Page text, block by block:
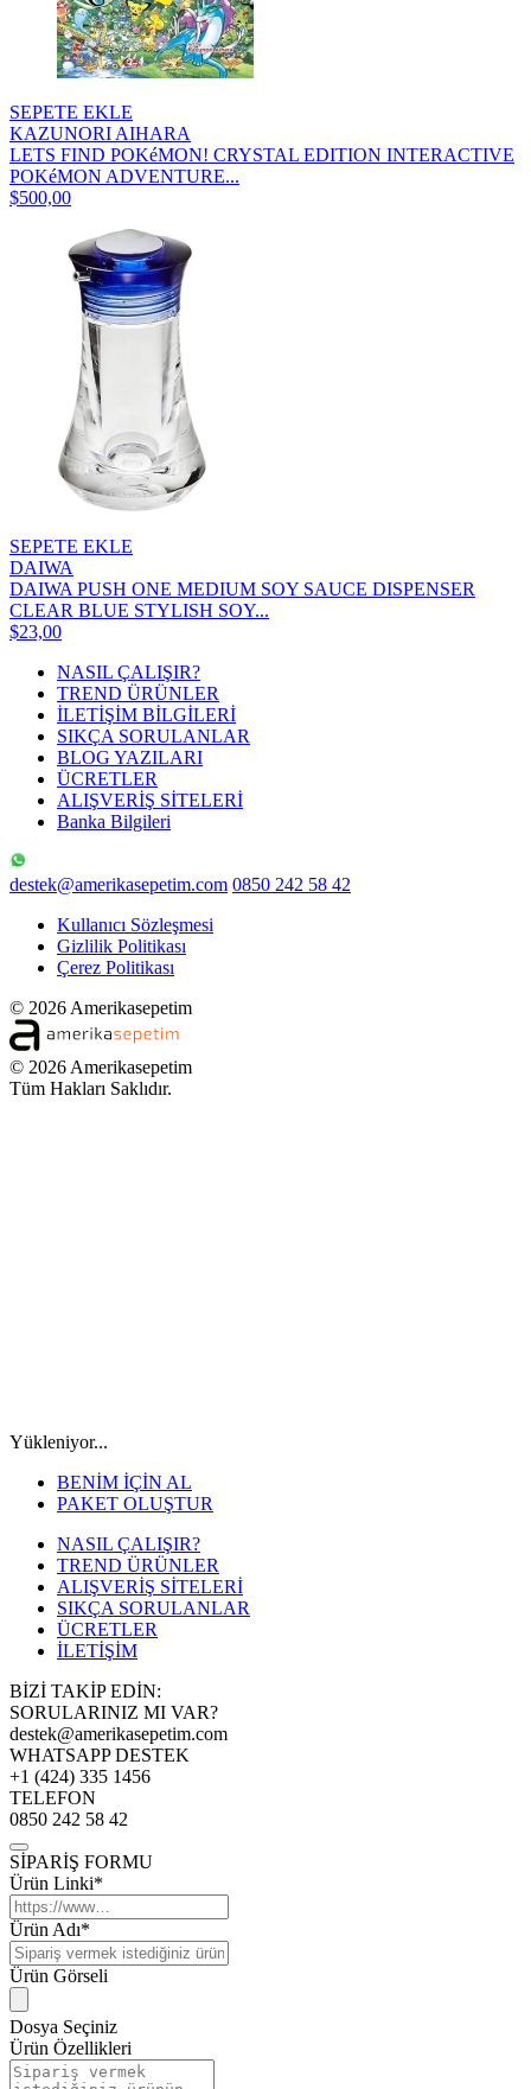
SEPETE EKLE
KAZUNORI AIHARA
LETS FIND POKéMON! CRYSTAL EDITION INTERACTIVE
POKéMON ADVENTURE...
$500,00
SEPETE EKLE
DAIWA
DAIWA PUSH ONE MEDIUM SOY SAUCE DISPENSER
CLEAR BLUE STYLISH SOY...
$23,00
NASIL ÇALIŞIR?
TREND ÜRÜNLER
İLETİŞİM BİLGİLERİ
SIKÇA SORULANLAR
BLOG YAZILARI
ÜCRETLER
ALIŞVERİŞ SİTELERİ
Banka Bilgileri
destek@amerikasepetim.com 0850 242 58 42
Kullanıcı Sözleşmesi
Gizlilik Politikası
Çerez Politikası
© 2026 Amerikasepetim
© 2026 Amerikasepetim
Tüm Hakları Saklıdır.
Yükleniyor...
BENİM İÇİN AL
PAKET OLUŞTUR
NASIL ÇALIŞIR?
TREND ÜRÜNLER
ALIŞVERİŞ SİTELERİ
SIKÇA SORULANLAR
ÜCRETLER
İLETİŞİM
BİZİ TAKİP EDİN:
SORULARINIZ MI VAR?
destek@amerikasepetim.com
WHATSAPP DESTEK
+1 (424) 335 1456
TELEFON
0850 242 58 42
SİPARİŞ FORMU
Ürün Linki*
Ürün Adı*
Ürün Görseli
Dosya Seçiniz
Ürün Özellikleri